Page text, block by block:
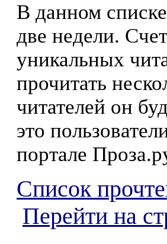
В данном
две недели.
уникальных
прочитать
читателей он
это
портале
Список
Перейти на